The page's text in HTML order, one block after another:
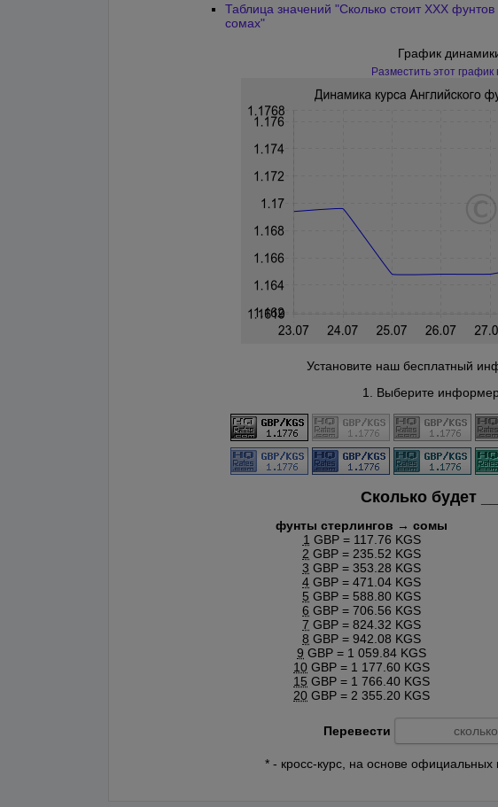
Таблица значений "Сколько стоит XXX фунтов
сомах"
График
Разместить этот
Установите наш бесплатный
1. Выберите
Сколько будет
фунты стерлингов → сомы
1 GBP = 117.76 KGS
2 GBP = 235.52 KGS
3 GBP = 353.28 KGS
4 GBP = 471.04 KGS
5 GBP = 588.80 KGS
6 GBP = 706.56 KGS
7 GBP = 824.32 KGS
8 GBP = 942.08 KGS
9 GBP = 1 059.84 KGS
10 GBP = 1 177.60 KGS
15 GBP = 1 766.40 KGS
20 GBP = 2 355.20 KGS
Перевести
* - кросс-курс, на основе официальных